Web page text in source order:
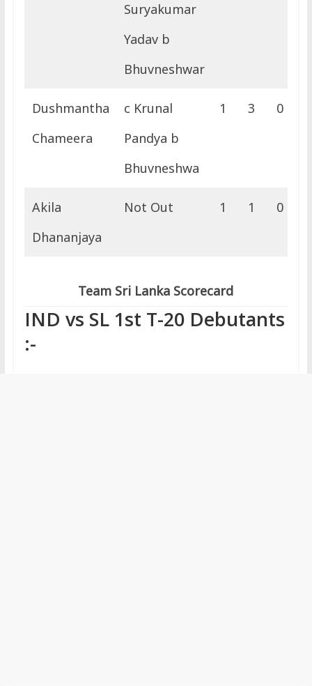
Suryakumar
Yadav b
Bhuvneshwar
Dushmantha
Chameera
c Krunal
Pandya b
Bhuvneshwa
1 3 0
Akila
Dhananjaya
Not Out 1 1 0
Team Sri Lanka Scorecard
IND vs SL 1st T-20 Debutants
:-